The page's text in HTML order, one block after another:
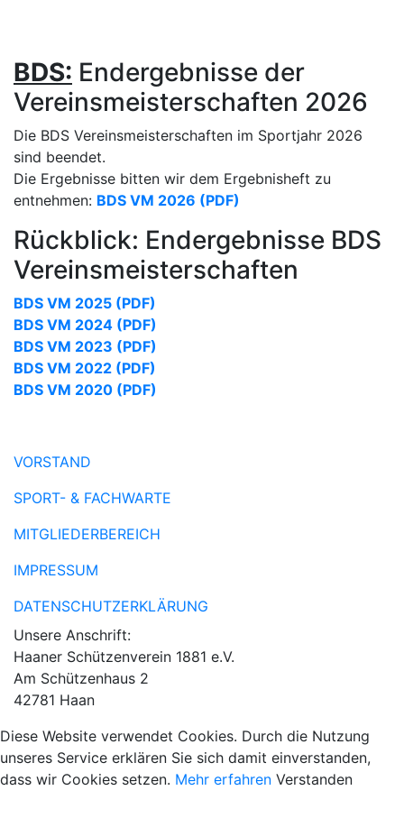
BDS: Endergebnisse der
Vereinsmeisterschaften 2026
Die BDS Vereinsmeisterschaften im Sportjahr 2026
sind beendet.
Die Ergebnisse bitten wir dem Ergebnisheft zu
entnehmen: BDS VM 2026 (PDF)
Rückblick: Endergebnisse BDS
Vereinsmeisterschaften
BDS VM 2025 (PDF)
BDS VM 2024 (PDF)
BDS VM 2023 (PDF)
BDS VM 2022 (PDF)
BDS VM 2020 (PDF)
VORSTAND
SPORT- & FACHWARTE
MITGLIEDERBEREICH
IMPRESSUM
DATENSCHUTZERKLÄRUNG
Unsere Anschrift:
Haaner Schützenverein 1881 e.V.
Am Schützenhaus 2
42781 Haan
Diese Website verwendet Cookies. Durch die Nutzung
unseres Service erklären Sie sich damit einverstanden,
dass wir Cookies setzen. Mehr erfahren Verstanden